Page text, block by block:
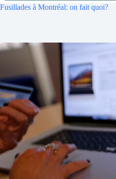
Fusillades à Montréal: on fait quoi?